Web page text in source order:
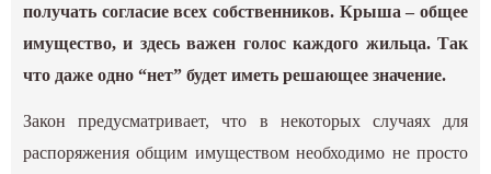
получать согласие всех собственников. Крыша – общее
имущество, и здесь важен голос каждого жильца. Так
что даже одно “нет” будет иметь решающее значение.
Закон предусматривает, что в некоторых случаях для
распоряжения общим имуществом необходимо не просто